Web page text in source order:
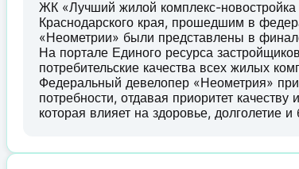
ЖК «Лучший жилой комплекс-
Краснодарского края, прошедшим в
«Неометрии» были представлены в
На портале Единого ресурса
потребительские качества всех жилых
Федеральный девелопер «Неометрия»
потребности, отдавая приоритет
которая влияет на здоровье, долголетие